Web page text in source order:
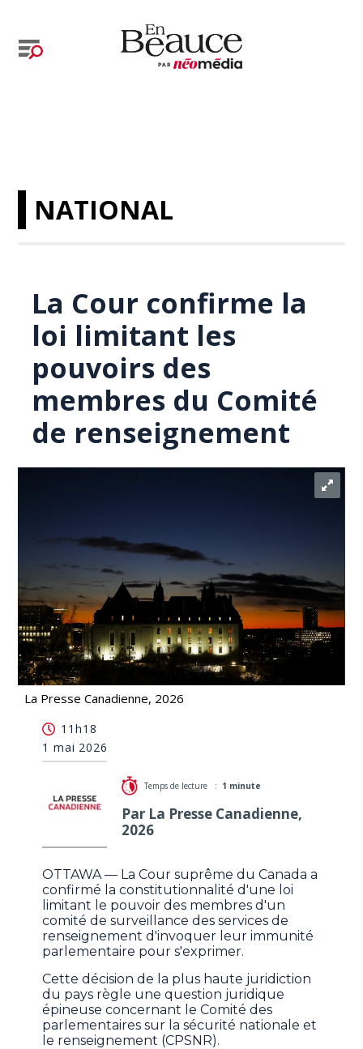
NATIONAL
La Cour confirme la
loi limitant les
pouvoirs des
membres du Comité
de renseignement
La Presse Canadienne, 2026
membres du Comité de renseignement
11h18
1 mai 2026
Temps de lecture : 1 minute
Par La Presse Canadienne,
2026
OTTAWA — La Cour suprême du Canada a
confirmé la constitutionnalité d'une loi
limitant le pouvoir des membres d'un
comité de surveillance des services de
renseignement d'invoquer leur immunité
parlementaire pour s'exprimer.
Cette décision de la plus haute juridiction
du pays règle une question juridique
épineuse concernant le Comité des
parlementaires sur la sécurité nationale et
le renseignement (CPSNR).